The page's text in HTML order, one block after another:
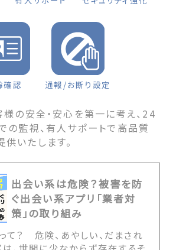
確認 通報/お断り設定
の安全・安心を第一に考え、24
監視、有人サポートで高品質
いたします。
出会い系は危険？被害を防
ぐ出会い系アプリ「業者対
策」の取り組み
て？ 危険、あやしい、だまされ